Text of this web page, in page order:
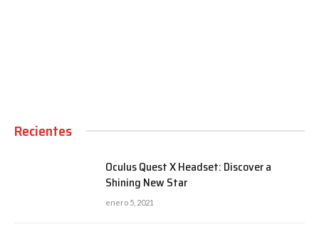
Recientes
Oculus Quest X Headset: Discover a
Shining New Star
enero 5, 2021